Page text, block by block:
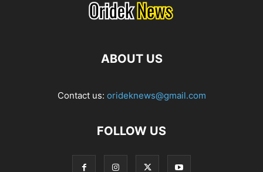
ABOUT US
Contact us: orideknews@gmail.com
FOLLOW US